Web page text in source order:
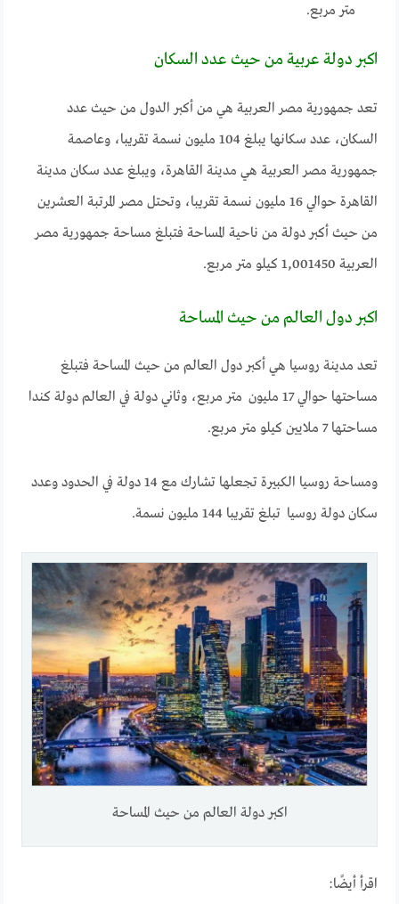
متر مربع.
اكبر دولة عربية من حيث عدد السكان
تعد جمهورية مصر العربية هي من أكبر الدول من حيث عدد
السكان، عدد سكانها يبلغ 104 مليون نسمة تقريبا، وعاصمة
جمهورية مصر العربية هي مدينة القاهرة، ويبلغ عدد سكان مدينة
القاهرة حوالي 16 مليون نسمة تقريبا، وتحتل مصر المرتبة العشرين
من حيث أكبر دولة من ناحية المساحة فتبلغ مساحة جمهورية مصر
العربية 1,001450 كيلو متر مربع.
اكبر دول العالم من حيث المساحة
تعد مدينة روسيا هي أكبر دول العالم من حيث المساحة فتبلغ
مساحتها حوالي 17 مليون متر مربع، وثاني دولة في العالم دولة كندا
مساحتها 7 ملايين كيلو متر مربع.
ومساحة روسيا الكبيرة تجعلها تشارك مع 14 دولة في الحدود وعدد
سكان دولة روسيا تبلغ تقريبا 144 مليون نسمة.
اكبر دولة العالم من حيث المساحة
اقرأ أيضًا: